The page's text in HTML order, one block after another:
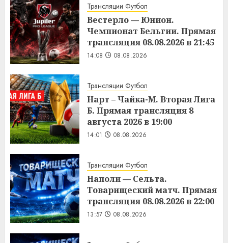
Трансляции Футбол
Вестерло — Юнион.
Чемпионат Бельгии. Прямая
трансляция 08.08.2026 в 21:45
14:08 08.08.2026
Трансляции Футбол
Нарт – Чайка-М. Вторая Лига
Б. Прямая трансляция 8
августа 2026 в 19:00
14:01 08.08.2026
Трансляции Футбол
Наполи — Сельта.
Товарищеский матч. Прямая
трансляция 08.08.2026 в 22:00
13:57 08.08.2026